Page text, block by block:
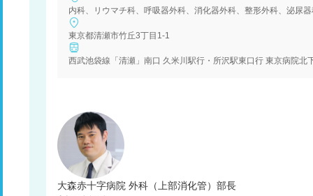
内科、リウマチ科、呼吸器外科、消化器外科、整形外科、泌尿
東京都清瀬市竹丘3丁目1-1
西武池袋線「清瀬」南口 久米川駅行・所沢駅東口行 東京病院
大森赤十字病院 外科（上部消化管）部長